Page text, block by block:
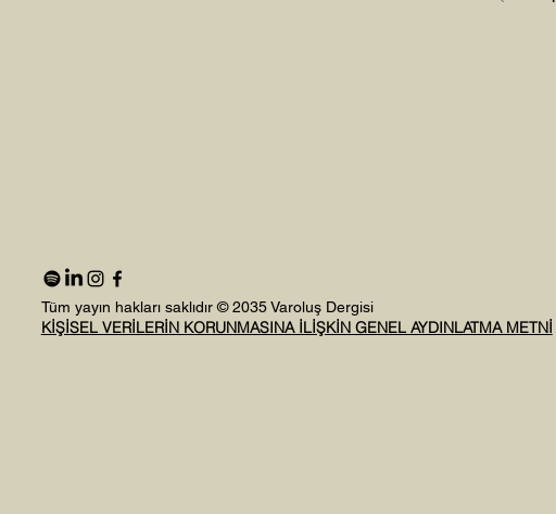
Tüm yayın hakları saklıdır © 2035 Varoluş Dergisi
KİŞİSEL VERİLERİN KORUNMASINA İLİŞKİN GENEL AYDINLATMA METNİ